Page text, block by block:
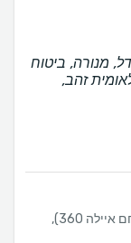
מנורה, ביטוח
זהב,
רחוב המלאכות 21 בניין B, קומה 5, מודיעין (מתחם איילה 360),